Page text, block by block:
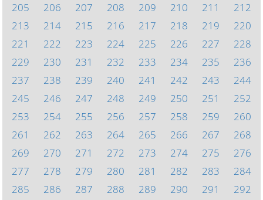
205
206 207 208 209 210 211
212
213
214 215 216 217 218 219
220
221
222 223 224 225 226 227
228
229
230 231 232 233 234 235
236
237
238 239 240 241 242 243
244
245
246 247 248 249 250 251
252
253
254 255 256 257 258 259
260
261
262 263 264 265 266 267
268
269
270 271 272 273 274 275
276
277
278 279 280 281 282 283
284
285
286 287 288 289 290 291
292